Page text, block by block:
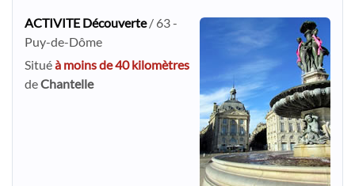
ACTIVITE Découverte/ 63 -
Puy-de-Dôme
Situéà moins de 40 kilomètres
deChantelle